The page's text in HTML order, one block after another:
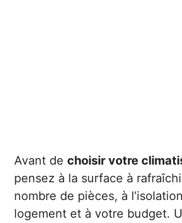
Avant de choisir votre
pensez à la surface à
nombre de pièces, à
logement et à votre budget.